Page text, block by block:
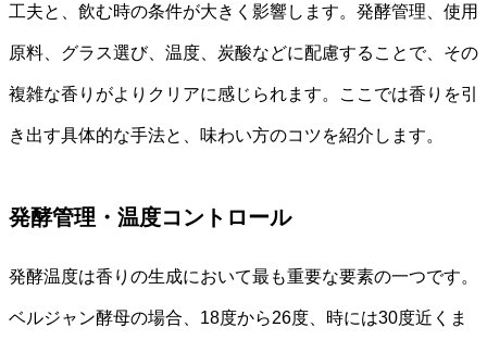
工夫と、飲む時の条件が大きく影響します。発酵管理、使用
原料、グラス選び、温度、炭酸などに配慮することで、その
複雑な香りがよりクリアに感じられます。ここでは香りを引
き出す具体的な手法と、味わい方のコツを紹介します。
発酵管理・温度コントロール
発酵温度は香りの生成において最も重要な要素の一つです。
ベルジャン酵母の場合、18度から26度、時には30度近くま